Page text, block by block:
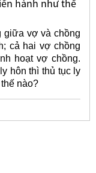
hành như thế
giữa vợ và chồng
cả hai vợ chồng
hoạt vợ chồng.
hôn thì thủ tục ly
nào?